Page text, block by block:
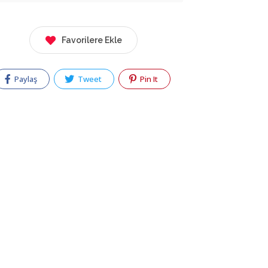
Favorilere Ekle
Paylaş Tweet Pin It